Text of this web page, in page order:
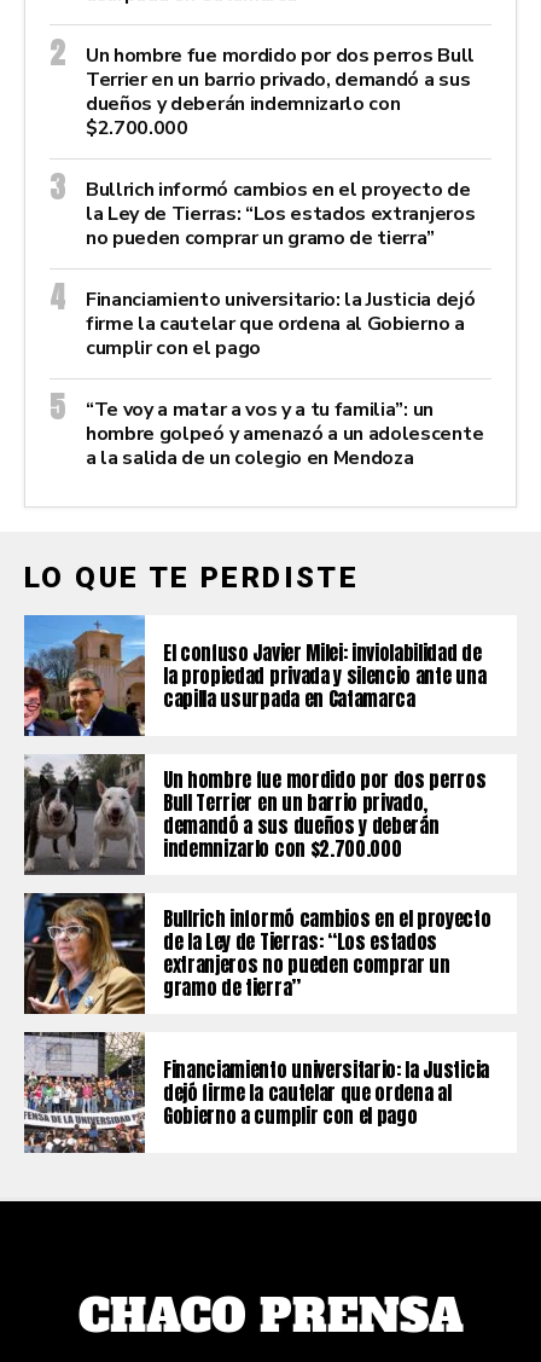
Un hombre fue mordido por dos perros Bull
Terrier en un barrio privado, demandó a sus
dueños y deberán indemnizarlo con
$2.700.000
Bullrich informó cambios en el proyecto de
la Ley de Tierras: “Los estados extranjeros
no pueden comprar un gramo de tierra”
Financiamiento universitario: la Justicia dejó
firme la cautelar que ordena al Gobierno a
cumplir con el pago
“Te voy a matar a vos y a tu familia”: un
hombre golpeó y amenazó a un adolescente
a la salida de un colegio en Mendoza
LO QUE TE PERDISTE
El confuso Javier Milei: inviolabilidad de
la propiedad privada y silencio ante una
capilla usurpada en Catamarca
Un hombre fue mordido por dos perros
Bull Terrier en un barrio privado,
demandó a sus dueños y deberán
indemnizarlo con $2.700.000
Bullrich informó cambios en el proyecto
de la Ley de Tierras: “Los estados
extranjeros no pueden comprar un
gramo de tierra”
Financiamiento universitario: la Justicia
dejó firme la cautelar que ordena al
Gobierno a cumplir con el pago